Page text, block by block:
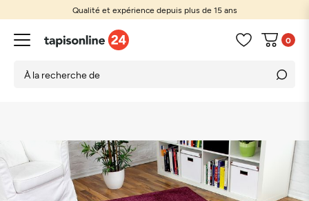
Qualité et expérience depuis plus de 15 ans
0